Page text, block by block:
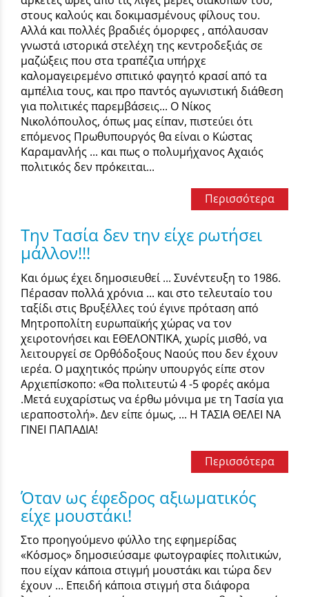
στους καλούς και δοκιμασμένους φίλους του.
Αλλά και πολλές βραδιές όμορφες , απόλαυσαν
γνωστά ιστορικά στελέχη της κεντροδεξιάς σε
μαζώξεις που στα τραπέζια υπήρχε
καλομαγειρεμένο σπιτικό φαγητό κρασί από τα
αμπέλια τους, και προ παντός αγωνιστική διάθεση
για πολιτικές παρεμβάσεις... Ο Νίκος
Νικολόπουλος, όπως μας είπαν, πιστεύει ότι
επόμενος Πρωθυπουργός θα είναι ο Κώστας
Καραμανλής ... και πως ο πολυμήχανος Αχαιός
πολιτικός δεν πρόκειται...
Περισσότερα
Την Τασία δεν την είχε ρωτήσει
μάλλον!!!
Και όμως έχει δημοσιευθεί ... Συνέντευξη το 1986.
Πέρασαν πολλά χρόνια ... και στο τελευταίο του
ταξίδι στις Βρυξέλλες τού έγινε πρόταση από
Μητροπολίτη ευρωπαϊκής χώρας να τον
χειροτονήσει και ΕΘΕΛΟΝΤΙΚΑ, χωρίς μισθό, να
λειτουργεί σε Ορθόδοξους Ναούς που δεν έχουν
ιερέα. Ο μαχητικός πρώην υπουργός είπε στον
Αρχιεπίσκοπο: «Θα πολιτευτώ 4 -5 φορές ακόμα
.Μετά ευχαρίστως να έρθω μόνιμα με τη Τασία για
ιεραποστολή». Δεν είπε όμως, ... Η ΤΑΣΙΑ ΘΕΛΕΙ ΝΑ
ΓΙΝΕΙ ΠΑΠΑΔΙΑ!
Περισσότερα
Όταν ως έφεδρος αξιωματικός
είχε μουστάκι!
Στο προηγούμενο φύλλο της εφημερίδας
«Κόσμος» δημοσιεύσαμε φωτογραφίες πολιτικών,
που είχαν κάποια στιγμή μουστάκι και τώρα δεν
έχουν ... Επειδή κάποια στιγμή στα διάφορα